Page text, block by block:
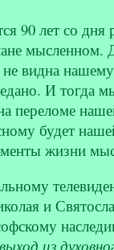
90 лет со
мысленном.
видна
И тогда
переломе
будет
жизни
и
выход из